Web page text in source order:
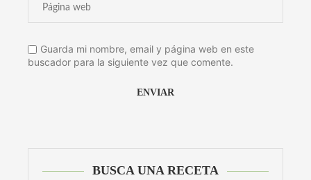
Guarda mi nombre, email y página web en este
buscador para la siguiente vez que comente.
BUSCA UNA RECETA